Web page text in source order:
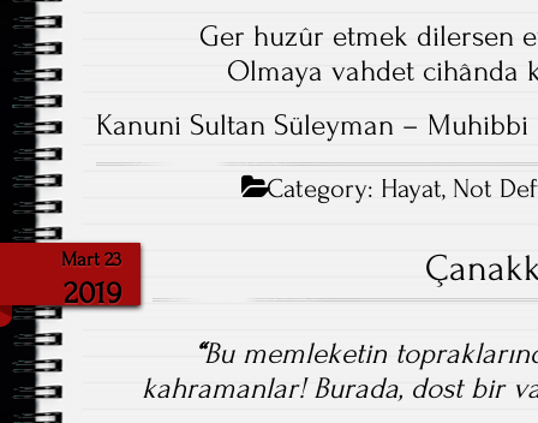
Ger huzûr etmek dilersen
Olmaya vahdet cihânda
Kanuni Sultan Süleyman – Muhibbi
Category: Hayat, Not
Mart 23
2019
“Bu memleketin
kahramanlar! Burada, dost bir